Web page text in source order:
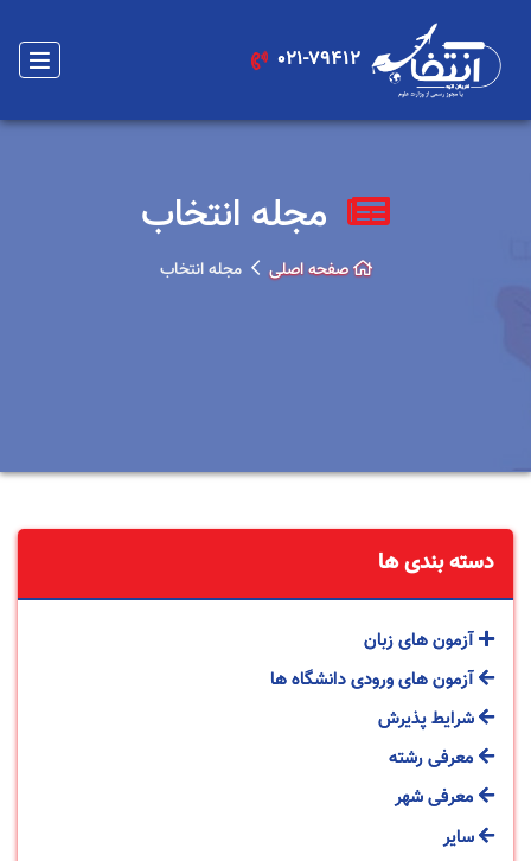
021-79412
مجله انتخاب
صفحه اصلی مجله انتخاب
دسته بندی ها
آزمون های زبان
آزمون های ورودی دانشگاه ها
شرایط پذیرش
معرفی رشته
معرفی شهر
سایر